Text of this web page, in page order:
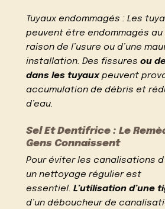
Tuyaux endommagés : Les
peuvent être endommagés
raison de l’usure ou d’une
installation. Des fissuresou
dans les tuyauxpeuvent
accumulation de débris et
d’eau.
Sel Et Dentifrice : Le
Gens Connaissent
Pour éviter les canalisations
un nettoyage régulier est
essentiel.L’utilisation d’une
d’un déboucheur de